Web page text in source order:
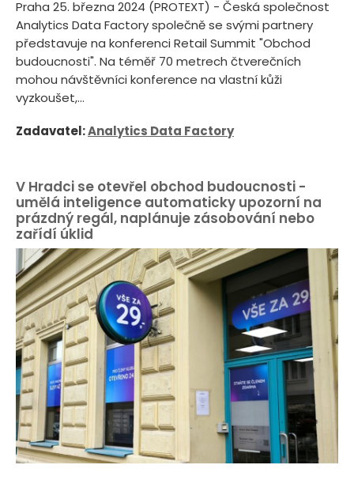
Praha 25. března 2024 (PROTEXT) - Česká společnost
Analytics Data Factory společně se svými partnery
představuje na konferenci Retail Summit "Obchod
budoucnosti". Na téměř 70 metrech čtverečních
mohou návštěvníci konference na vlastní kůži
vyzkoušet,...
Zadavatel:Analytics Data Factory
V Hradci se otevřel obchod budoucnosti -
umělá inteligence automaticky upozorní na
prázdný regál, naplánuje zásobování nebo
zařídí úklid